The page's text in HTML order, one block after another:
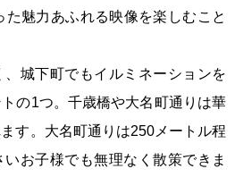
魅力あふれる映像を楽しむこと
城下町でもイルミネーションを
の1つ。千歳橋や大名町通りは華
す。大名町通りは250メートル程
お子様でも無理なく散策できま